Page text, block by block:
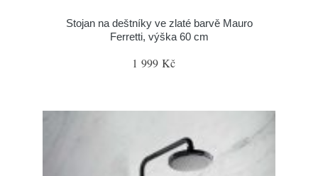
Stojan na deštníky ve zlaté barvě Mauro
Ferretti, výška 60 cm
1 999 Kč